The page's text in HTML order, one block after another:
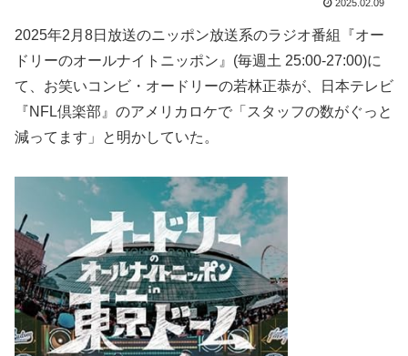
2025.02.09
2025年2月8日放送のニッポン放送系のラジオ番組『オー
ドリーのオールナイトニッポン』(毎週土 25:00-27:00)に
て、お笑いコンビ・オードリーの若林正恭が、日本テレビ
『NFL倶楽部』のアメリカロケで「スタッフの数がぐっと
減ってます」と明かしていた。